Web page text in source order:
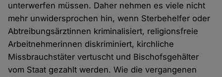
unterwerfen müssen. Daher nehmen es viele nicht
mehr unwidersprochen hin, wenn Sterbehelfer oder
Abtreibungsärztinnen kriminalisiert, religionsfreie
Arbeitnehmerinnen diskriminiert, kirchliche
Missbrauchstäter vertuscht und Bischofsgehälter
vom Staat gezahlt werden. Wie die vergangenen